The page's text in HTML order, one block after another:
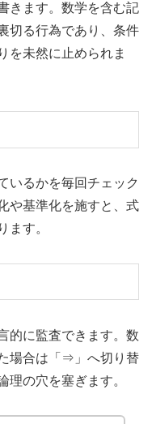
きます。数学を含む記
切る行為であり、条件
を未然に止められま
いるかを毎回チェック
や基準化を施すと、式
ます。
的に監査できます。数
場合は「⇒」へ切り替
理の穴を塞ぎます。